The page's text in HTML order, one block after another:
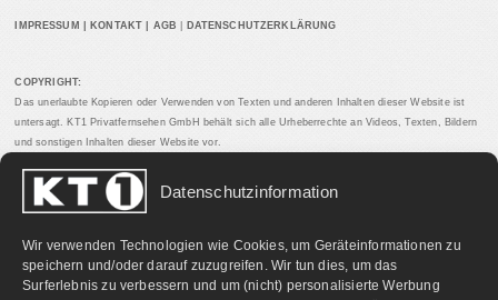
Datenschutzinformation
Wir verwenden Technologien wie Cookies, um Geräteinformationen zu
speichern und/oder darauf zuzugreifen. Wir tun dies, um das
Surferlebnis zu verbessern und um (nicht) personalisierte Werbung
IMPRESSUM KONTAKT AGB DATENSCHUTZERKLÄRUNG
COPYRIGHT:
Das unerlaubte Kopieren oder Verwenden von Texten und anderen Inhalten dieser Website ist
untersagt. KT1 Privatfernsehen GmbH behält sich alle Urheberrechte an Videos, Texten, Bildern
und sonstigen Inhalten dieser Website vor.
PARTNERLINKS: